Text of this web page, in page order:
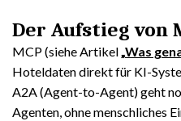
Der Aufstieg von
MCP (siehe Artikel„Was
Hoteldaten direkt für KI-
A2A (Agent-to-Agent) geht
Agenten, ohne menschliches